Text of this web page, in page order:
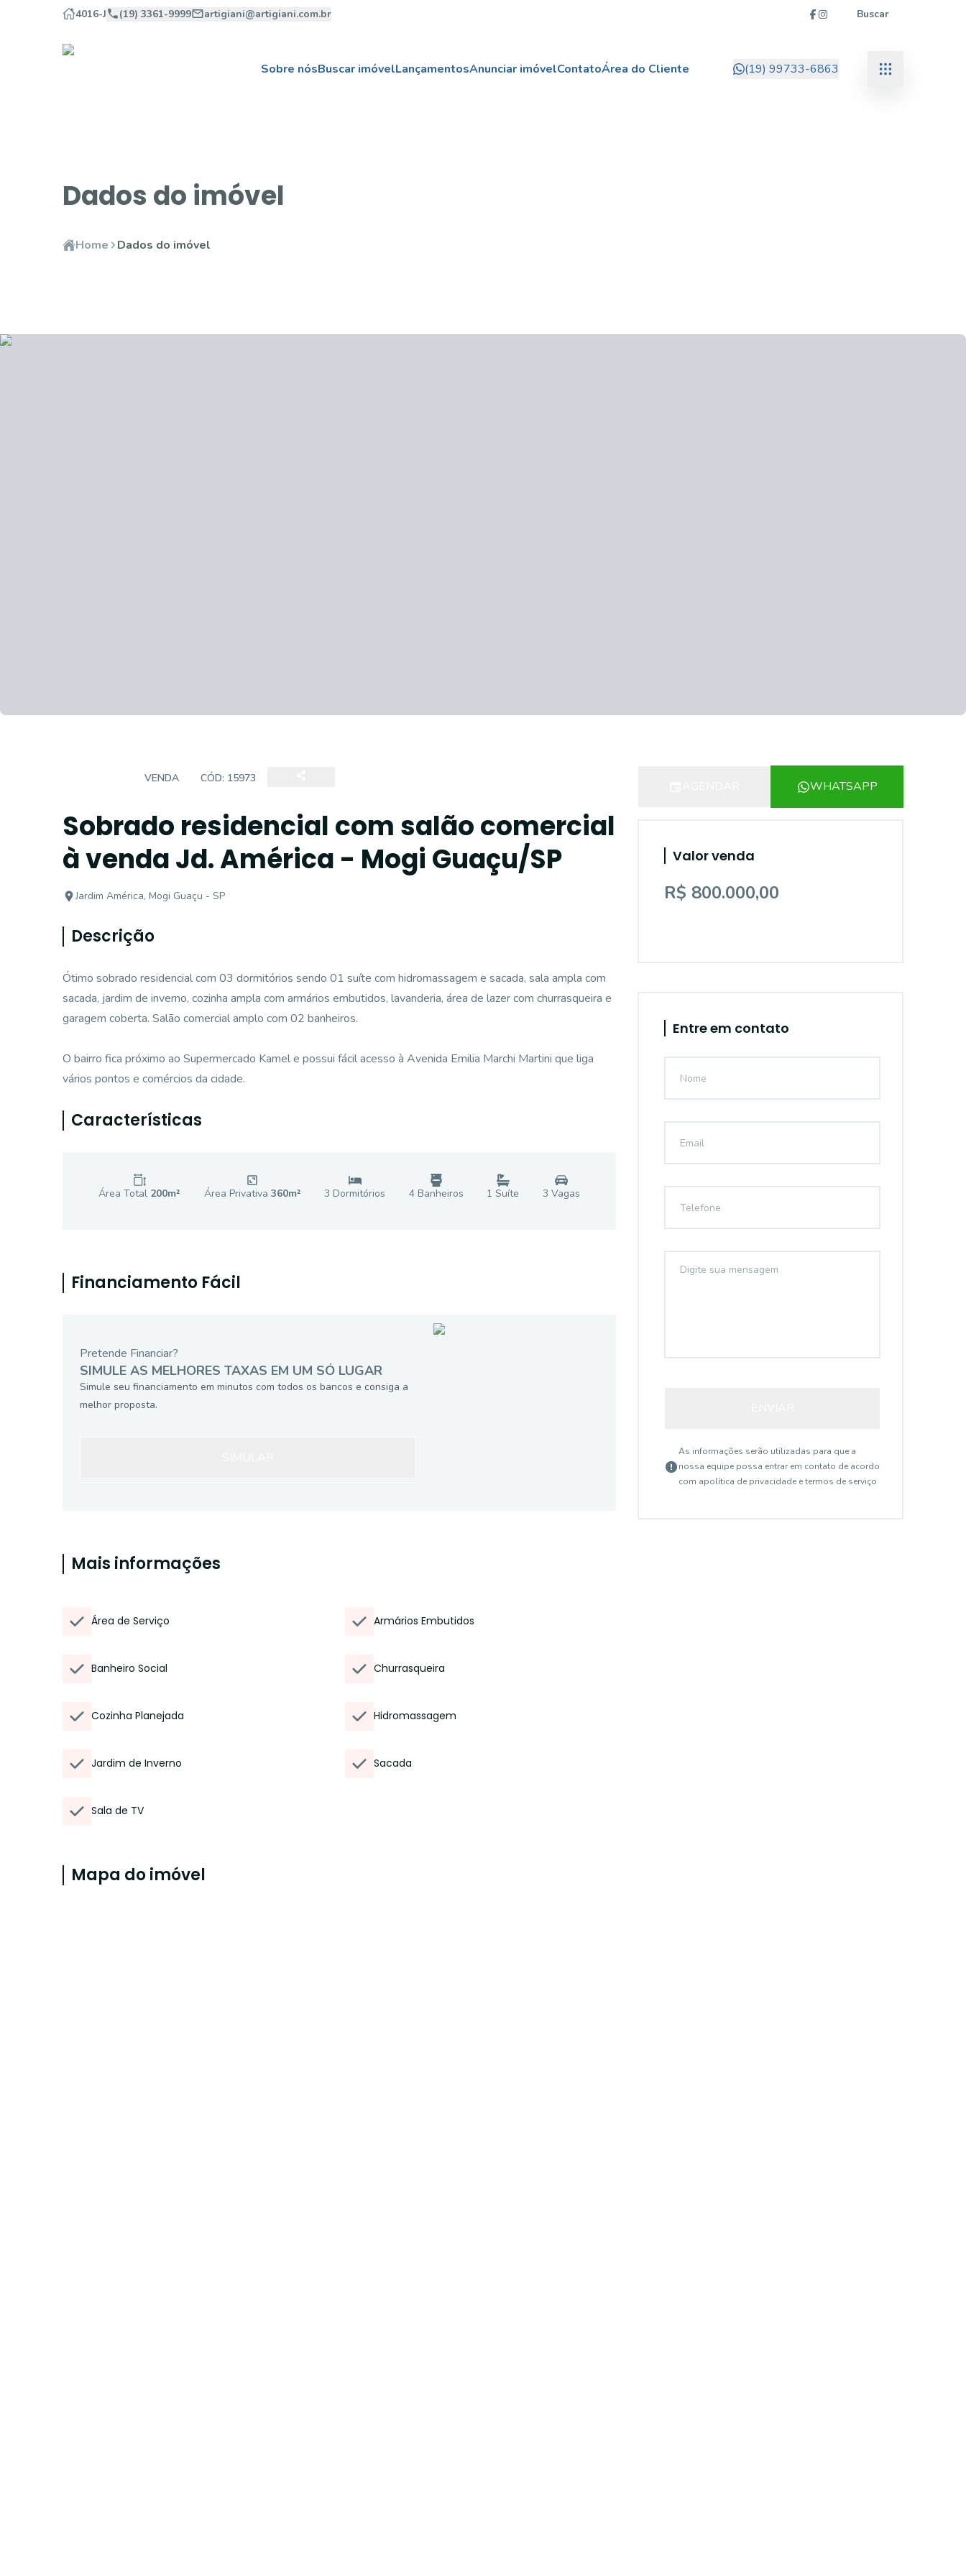
4016-J (19) 3361-9999 artigiani@artigiani.com.br Buscar
Sobre nósBuscar imóvelLançamentosAnunciar imóvelContatoÁrea do Cliente (19) 99733-6863
Dados do imóvel
Home Dados do imóvel
VENDA CÓD: 15973
Sobrado residencial com salão comercial
à venda Jd. América - Mogi Guaçu/SP
Jardim América, Mogi Guaçu - SP
Descrição
Ótimo sobrado residencial com 03 dormitórios sendo 01 suíte com hidromassagem e sacada, sala ampla com
sacada, jardim de inverno, cozinha ampla com armários embutidos, lavanderia, área de lazer com churrasqueira e
garagem coberta. Salão comercial amplo com 02 banheiros.
O bairro fica próximo ao Supermercado Kamel e possui fácil acesso à Avenida Emilia Marchi Martini que liga
vários pontos e comércios da cidade.
Características
Área Total 200m² Área Privativa 360m² 3 Dormitórios 4Banheiros 1 Suíte 3 Vagas
Financiamento Fácil
Pretende Financiar?
SIMULE AS MELHORES TAXAS EM UM SÓ LUGAR
Simule seu financiamento em minutos com todos os bancos e consiga a
melhor proposta.
Mais informações
Área de Serviço Armários Embutidos
Banheiro Social Churrasqueira
Cozinha Planejada Hidromassagem
Jardim de Inverno Sacada
Sala de TV
Mapa do imóvel
WHATSAPP
Valor venda
R$ 800.000,00
Entre em contato
As informações serão utilizadas para que a
nossa equipe possa entrar em contato de acordo
com apolítica de privacidade e termos de serviço